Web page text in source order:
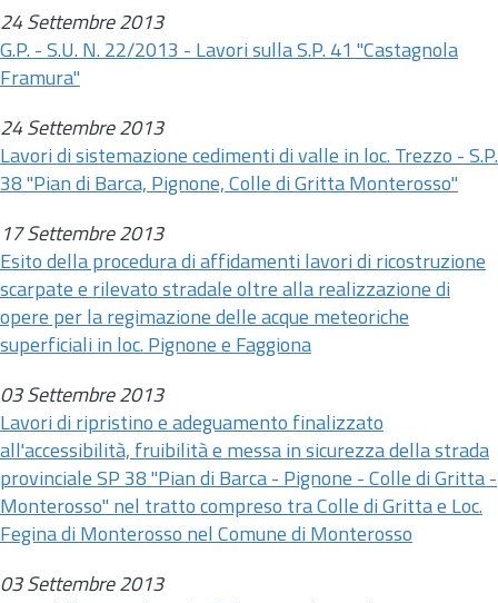
24 Settembre 2013
G.P. - S.U. N. 22/2013 - Lavori sulla S.P. 41 "Castagnola
Framura"
24 Settembre 2013
Lavori di sistemazione cedimenti di valle in loc. Trezzo - S.P.
38 "Pian di Barca, Pignone, Colle di Gritta Monterosso"
17 Settembre 2013
Esito della procedura di affidamenti lavori di ricostruzione
scarpate e rilevato stradale oltre alla realizzazione di
opere per la regimazione delle acque meteoriche
superficiali in loc. Pignone e Faggiona
03 Settembre 2013
Lavori di ripristino e adeguamento finalizzato
all'accessibilità, fruibilità e messa in sicurezza della strada
provinciale SP 38 "Pian di Barca - Pignone - Colle di Gritta -
Monterosso" nel tratto compreso tra Colle di Gritta e Loc.
Fegina di Monterosso nel Comune di Monterosso
03 Settembre 2013